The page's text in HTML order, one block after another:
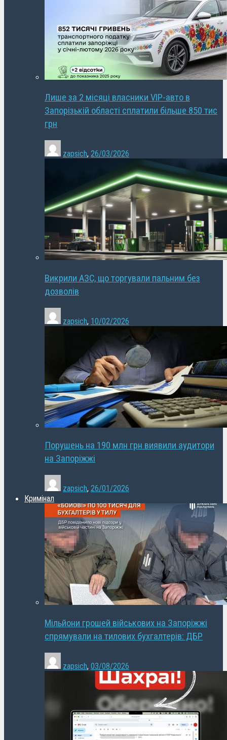
Лише за 2 місяці власники VIP-авто в
Запорізькій області сплатили більше 850 тис
грн
zapsich, 26/03/2026
Викрили АЗС, що торгували пальним без
дозволів
zapsich, 10/02/2026
Порушень на 190 млн грн виявили аудитори
на Запоріжжі
zapsich, 26/01/2026
Кримінал
Мільйони грошей військових на Запоріжжі
спрямували на тилових бухгалтерів: ДБР
zapsich, 03/08/2026